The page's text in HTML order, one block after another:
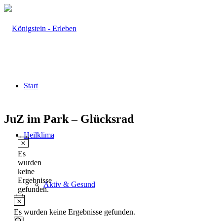
Start
Heilklima
Aktiv & Gesund
JuZ im Park – Glücksrad
Veranstaltungen
Hinweis
Es
wurden
keine
Ergebnisse
gefunden.
Hinweis
Es wurden keine Ergebnisse gefunden.